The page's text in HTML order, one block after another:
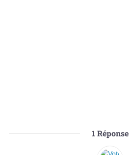
1Réponse